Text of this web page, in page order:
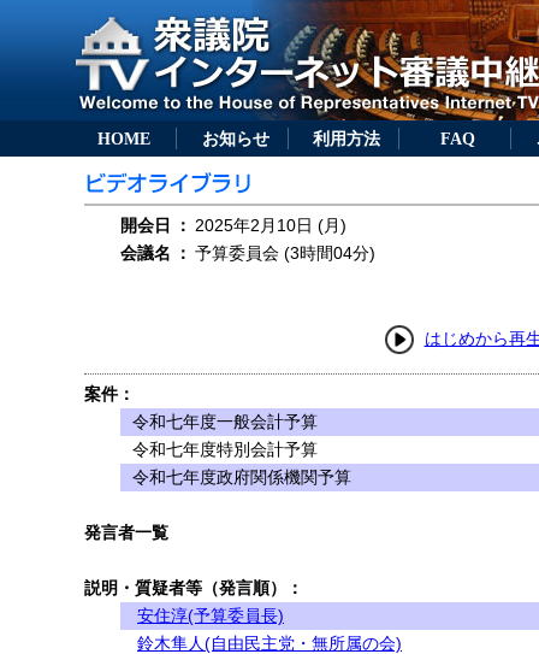
HOME お知らせ 利用方法 FAQ
開会日 ： 2025年2月10日 (月)
会議名
： 予算委員会 (3時間04分)
はじめから再
案件：
令和七年度一般会計予算
令和七年度特別会計予算
令和七年度政府関係機関予算
発言者一覧
説明・質疑者等（発言順）：
安住淳(予算委員長)
鈴木隼人(自由民主党・無所属の会)